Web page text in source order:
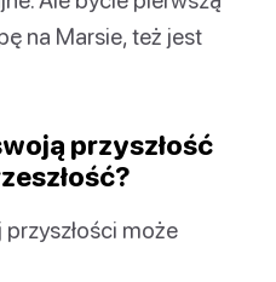
na Marsie, też jest
przyszłość
może